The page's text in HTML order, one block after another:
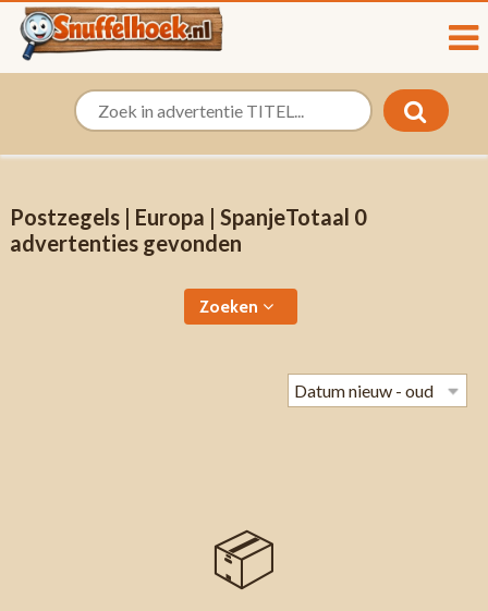
Postzegels | Europa | SpanjeTotaal 0
advertenties gevonden
Zoeken
📦